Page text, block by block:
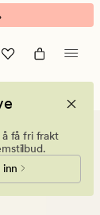
få fri frakt
inn